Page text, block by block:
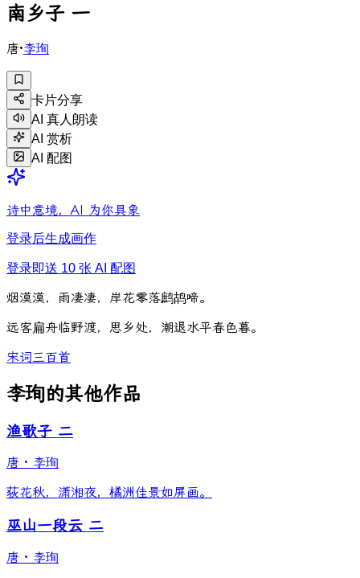
南乡子 一
唐·李珣
卡片分享
AI 真人朗读
AI 赏析
AI 配图
诗中意境，AI 为你具象
登录后生成画作
登录即送 10 张 AI 配图
烟漠漠， 雨凄凄， 岸花零落鹧鸪啼。
远客扁舟临野渡， 思 乡处， 潮退水平春色暮。
宋词三百首
李珣的其他作品
渔歌子 二
唐 · 李珣
荻花秋，潇湘夜，橘洲佳景如屏画。
巫山一段云 二
唐 · 李珣